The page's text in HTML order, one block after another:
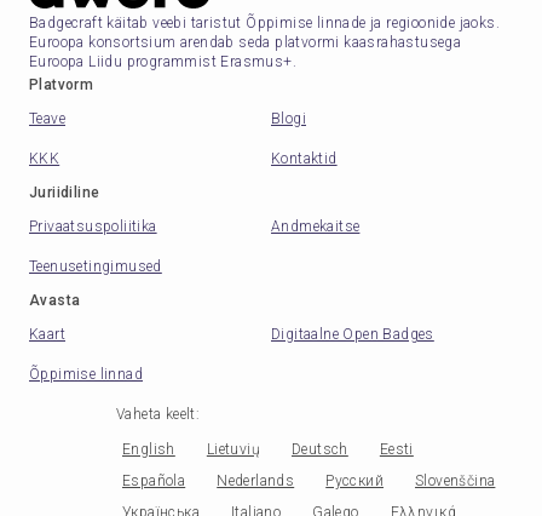
Badgecraft käitab veebi taristut Õppimise linnade ja regioonide jaoks.
Euroopa konsortsium arendab seda platvormi kaasrahastusega
Euroopa Liidu programmist Erasmus+.
Platvorm
Teave
Blogi
KKK
Kontaktid
Juriidiline
Privaatsuspoliitika
Andmekaitse
Teenusetingimused
Avasta
Kaart
Digitaalne Open Badges
Õppimise linnad
Vaheta keelt:
English Lietuvių Deutsch
Eesti
Española
Nederlands Русский
Slovenščina
Українська
Italiano Galego Ελληνικά